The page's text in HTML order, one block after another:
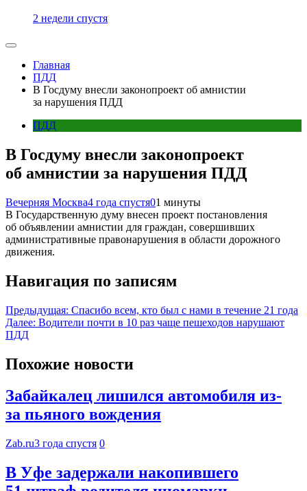
2 недели спустя
Главная
ПДД
В Госдуму внесли законопроект об амнистии
за нарушения ПДД
ПДД
В Госдуму внесли законопроект
об амнистии за нарушения ПДД
Вечерняя Москва4 года спустя01 минуты
В Государственную думу внесен проект постановления
об объявлении амнистии для граждан, совершивших
административные правонарушения в области дорожного
движения.
Навигация по записям
Предыдущая: Спасибо всем, кто был с нами в течение 21 года
Далее: Водители почти в 10 раз чаще пешеходов нарушают
ПДД
Похожие новости
Забайкалец лишился автомобиля из-
за пьяного вождения
Zab.ru3 года спустя 0
В Уфе задержали накопившего